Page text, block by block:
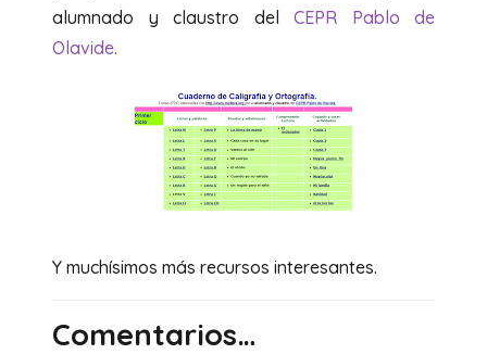
alumnado y claustro del CEPR Pablo de
Olavide.
Y muchísimos más recursos interesantes.
Comentarios…